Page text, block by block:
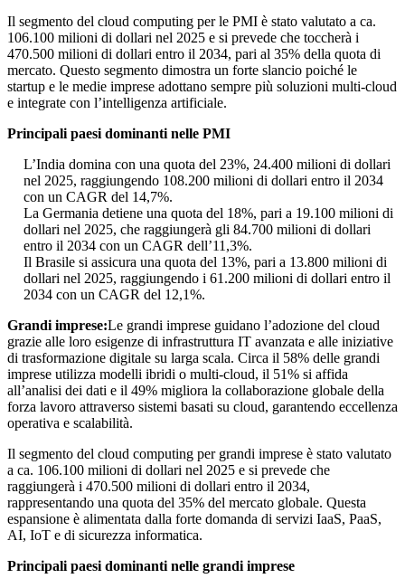
Il segmento del cloud computing per le PMI è stato valutato a ca.
106.100 milioni di dollari nel 2025 e si prevede che toccherà i
470.500 milioni di dollari entro il 2034, pari al 35% della quota di
mercato. Questo segmento dimostra un forte slancio poiché le
startup e le medie imprese adottano sempre più soluzioni multi-cloud
e integrate con l’intelligenza artificiale.
Principali paesi dominanti nelle PMI
L’India domina con una quota del 23%, 24.400 milioni di dollari
nel 2025, raggiungendo 108.200 milioni di dollari entro il 2034
con un CAGR del 14,7%.
La Germania detiene una quota del 18%, pari a 19.100 milioni di
dollari nel 2025, che raggiungerà gli 84.700 milioni di dollari
entro il 2034 con un CAGR dell’11,3%.
Il Brasile si assicura una quota del 13%, pari a 13.800 milioni di
dollari nel 2025, raggiungendo i 61.200 milioni di dollari entro il
2034 con un CAGR del 12,1%.
Grandi imprese:Le grandi imprese guidano l’adozione del cloud
grazie alle loro esigenze di infrastruttura IT avanzata e alle iniziative
di trasformazione digitale su larga scala. Circa il 58% delle grandi
imprese utilizza modelli ibridi o multi-cloud, il 51% si affida
all’analisi dei dati e il 49% migliora la collaborazione globale della
forza lavoro attraverso sistemi basati su cloud, garantendo eccellenza
operativa e scalabilità.
Il segmento del cloud computing per grandi imprese è stato valutato
a ca. 106.100 milioni di dollari nel 2025 e si prevede che
raggiungerà i 470.500 milioni di dollari entro il 2034,
rappresentando una quota del 35% del mercato globale. Questa
espansione è alimentata dalla forte domanda di servizi IaaS, PaaS,
AI, IoT e di sicurezza informatica.
Principali paesi dominanti nelle grandi imprese